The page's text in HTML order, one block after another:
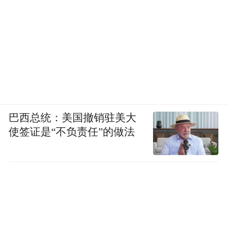
巴西总统：美国撤销驻美大
使签证是“不负责任”的做法